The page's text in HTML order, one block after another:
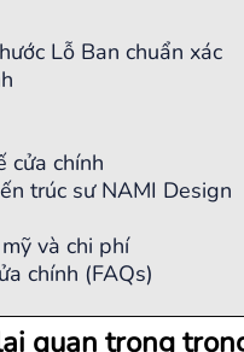
Lỗ Ban chuẩn xác
cửa chính
trúc sư NAMI Design
và chi phí
chính (FAQs)
quan trọng